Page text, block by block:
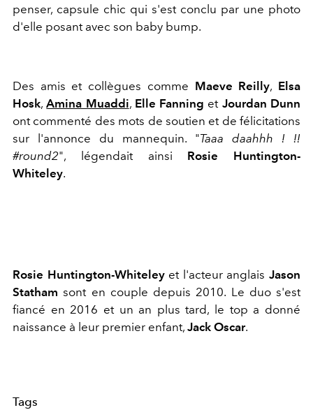
penser, capsule chic qui s'est conclu par une photo
d'elle posant avec son baby bump.
Des amis et collègues comme Maeve Reilly, Elsa
Hosk,Amina Muaddi, Elle Fanning et Jourdan Dunn
ont commenté des mots de soutien et de félicitations
sur l'annonce du mannequin. "Taaa daahhh ! !!
#round2", légendait ainsi Rosie Huntington-
Whiteley.
Rosie Huntington-Whiteleyet l'acteur anglaisJason
Statham sont en couple depuis 2010. Le duo s'est
fiancé en 2016 et un an plus tard, le top a donné
naissance à leur premier enfant, Jack Oscar.
Tags